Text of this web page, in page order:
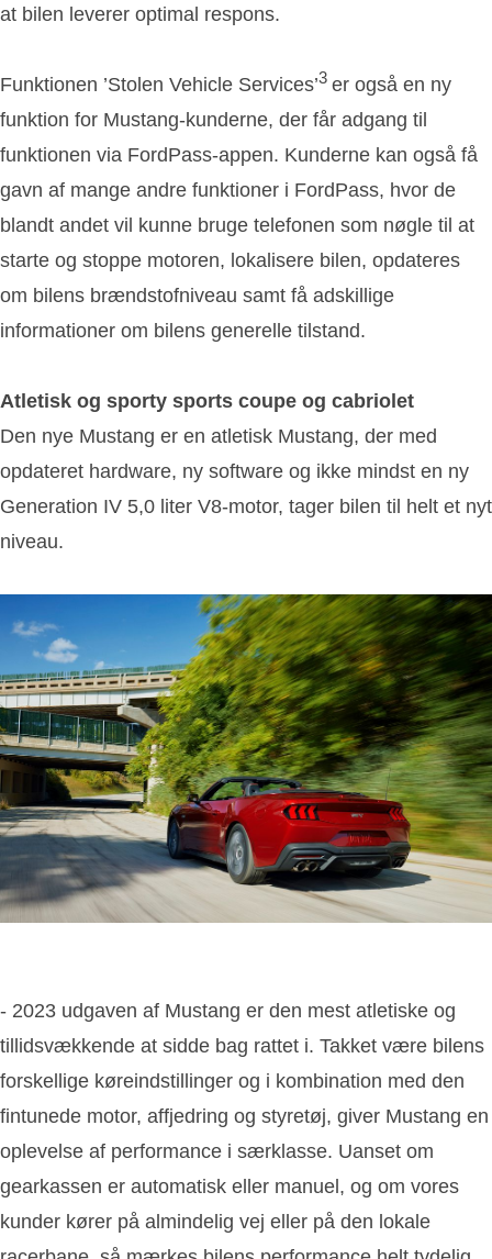
at bilen leverer optimal respons.
Funktionen ’Stolen Vehicle Services’3 er også en ny
funktion for Mustang-kunderne, der får adgang til
funktionen via FordPass-appen. Kunderne kan også få
gavn af mange andre funktioner i FordPass, hvor de
blandt andet vil kunne bruge telefonen som nøgle til at
starte og stoppe motoren, lokalisere bilen, opdateres
om bilens brændstofniveau samt få adskillige
informationer om bilens generelle tilstand.
Atletisk og sporty sports coupe og cabriolet
Den nye Mustang er en atletisk Mustang, der med
opdateret hardware, ny software og ikke mindst en ny
Generation IV 5,0 liter V8-motor, tager bilen til helt et nyt
niveau.
- 2023 udgaven af Mustang er den mest atletiske og
tillidsvækkende at sidde bag rattet i. Takket være bilens
forskellige køreindstillinger og i kombination med den
fintunede motor, affjedring og styretøj, giver Mustang en
oplevelse af performance i særklasse. Uanset om
gearkassen er automatisk eller manuel, og om vores
kunder kører på almindelig vej eller på den lokale